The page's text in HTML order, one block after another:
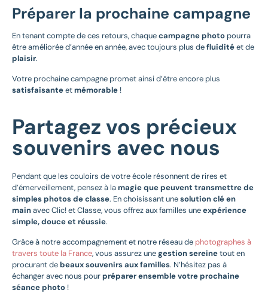
Préparer la prochaine campagne
En tenant compte de ces retours, chaquecampagne photo pourra
être améliorée d’année en année, avec toujours plus defluiditéet de
plaisir.
Votre prochaine campagne promet ainsi d’être encore plus
satisfaisanteetmémorable !
Partagez vos précieux
souvenirs avec nous
Pendant que les couloirs de votre école résonnent de rires et
d’émerveillement, pensez à lamagie que peuvent transmettre de
simples photos de classe. En choisissant unesolution clé en
mainavec Clic! et Classe, vous offrez aux familles uneexpérience
simple, douce et réussie.
Grâce à notre accompagnement et notre réseau de photographes à
travers toute la France, vous assurez unegestion sereinetout en
procurant debeaux souvenirs aux familles. N’hésitez pas à
échanger avec nous pourpréparer ensemble votre prochaine
séance photo !